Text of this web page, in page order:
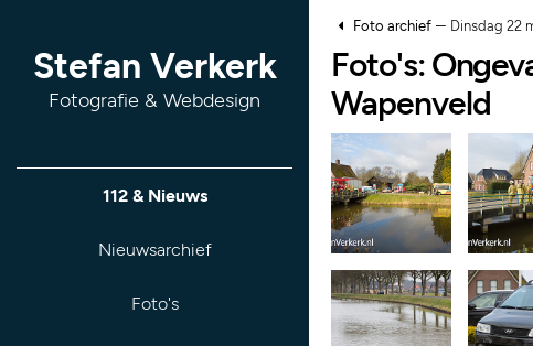
Stefan Verkerk
Fotografie & Webdesign
112 & Nieuws
Nieuwsarchief
Foto's
Foto archief– Dinsdag 22
Foto's:
Wapenveld